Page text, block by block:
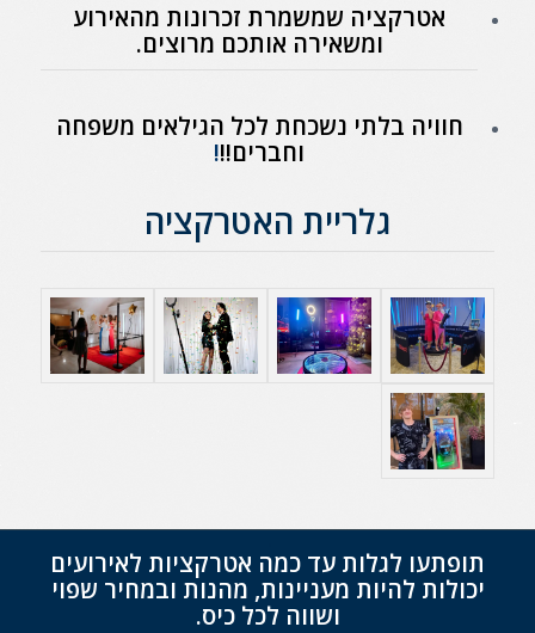
אטרקציה שמשמרת זכרונות מהאירוע
ומשאירה אותכם מרוצים.
חוויה בלתי נשכחת לכל הגילאים משפחה
וחברים!!!
גלריית האטרקציה
תופתעו לגלות עד כמה אטרקציות לאירועים
יכולות להיות מעניינות, מהנות ובמחיר שפוי
ושווה לכל כיס.